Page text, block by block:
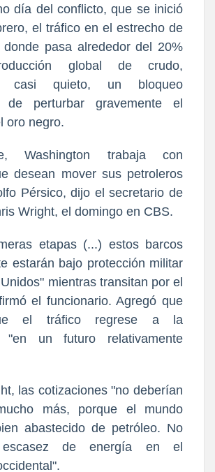
día del conflicto, que se inició
el tráfico en el estrecho de
donde pasa alrededor del 20%
global de crudo,
casi quieto, un bloqueo
de perturbar gravemente el
oro negro.
Washington trabaja con
desean mover sus petroleros
Pérsico, dijo el secretario de
Wright, el domingo en CBS.
etapas (...) estos barcos
estarán bajo protección militar
mientras transitan por el
el funcionario. Agregó que
el tráfico regrese a la
"en un futuro relativamente
las cotizaciones "no deberían
más, porque el mundo
abastecido de petróleo. No
de energía en el